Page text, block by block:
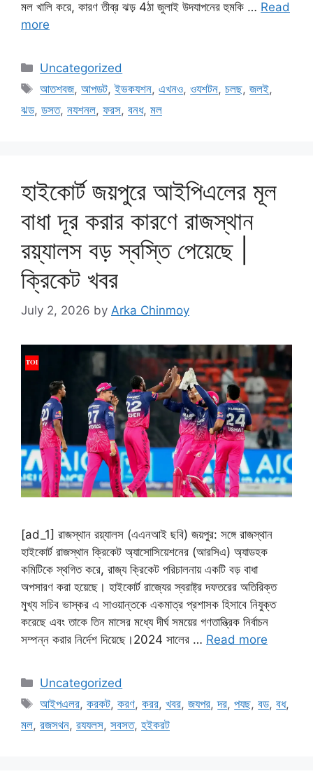
মল খালি করে, কারণ তীব্র ঝড় 4ঠা জুলাই উদযাপনের হুমকি … Read
more
Categories
Uncategorized
Tags
আতশবজ,আপডট,ইভকযশন,এখনও,ওযশটন,চলছ,জলই,
ঝড, ডসত, নযশনল, ফরস, বনধ, মল
হাইকোর্ট জয়পুরে আইপিএলের মূল
বাধা দূর করার কারণে রাজস্থান
রয়্যালস বড় স্বস্তি পেয়েছে |
ক্রিকেট খবর
July 2, 2026 by Arka Chinmoy
[ad_1] রাজস্থান রয়্যালস (এএনআই ছবি) জয়পুর: সঙ্গে রাজস্থান
হাইকোর্ট রাজস্থান ক্রিকেট অ্যাসোসিয়েশনের (আরসিএ) অ্যাডহক
কমিটিকে স্থগিত করে, রাজ্য ক্রিকেট পরিচালনায় একটি বড় বাধা
অপসারণ করা হয়েছে। হাইকোর্ট রাজ্যের স্বরাষ্ট্র দফতরের অতিরিক্ত
মুখ্য সচিব ভাস্কর এ সাওয়ান্তকে একমাত্র প্রশাসক হিসাবে নিযুক্ত
করেছে এবং তাকে তিন মাসের মধ্যে দীর্ঘ সময়ের গণতান্ত্রিক নির্বাচন
সম্পন্ন করার নির্দেশ দিয়েছে।2024 সালের … Read more
Categories
Uncategorized
Tags
আইপএলর,করকট,করণ,করর,খবর,জযপর,দর,পযছ,বড,বধ,
মল, রজসথন, রযযলস, সবসত, হইকরট